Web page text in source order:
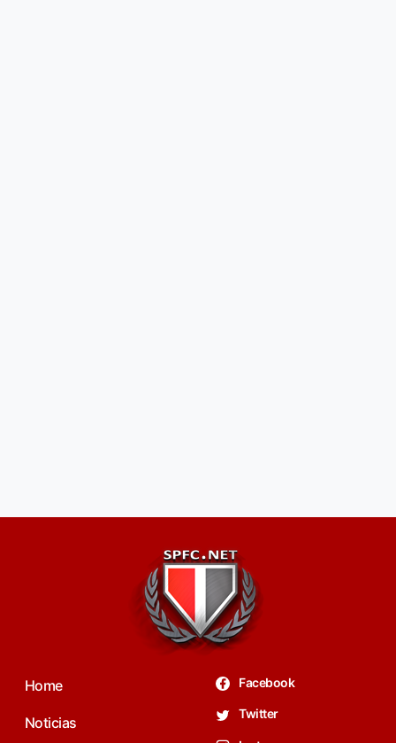
Home
Noticias
Facebook
Twitter